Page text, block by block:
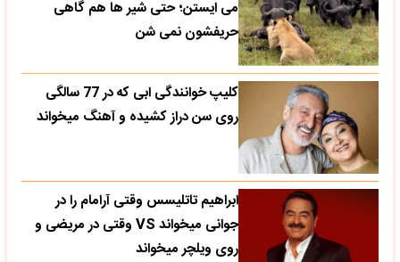
می‌ ایستن؛ حتی شیر ها هم گاهی
حریفشون نمی‌ شن
کلیپ خوانندگی ابی که در 77 سالگی
روی سن دراز کشیده و آهنگ میخواند
ابراهیم تاتلیسس وقتی آرامام را در
جوانی میخواند VS وقتی در مریضی و
روی ویلچر میخواند